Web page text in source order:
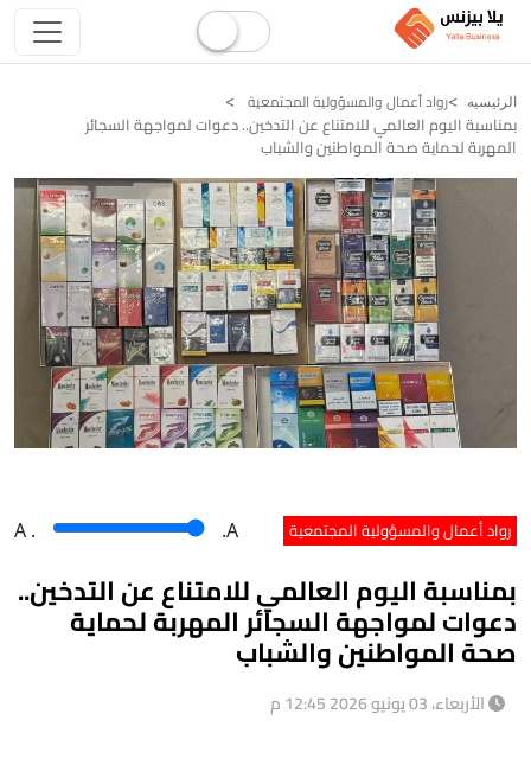
الرئيسيه رواد أعمال والمسؤولية المجتمعية
بمناسبة اليوم العالمي للامتناع عن التدخين.. دعوات لمواجهة السجائر
المهربة لحماية صحة المواطنين والشباب
رواد أعمال والمسؤولية المجتمعية A . .A
بمناسبة اليوم العالمي للامتناع عن التدخين..
دعوات لمواجهة السجائر المهربة لحماية
صحة المواطنين والشباب
الأربعاء، 03 يونيو 2026 12:45 م